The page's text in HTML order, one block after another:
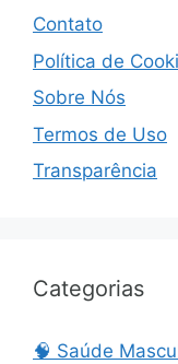
Contato
Política de
Sobre Nós
Termos de Uso
Transparência
Categorias
🧠 Saúde